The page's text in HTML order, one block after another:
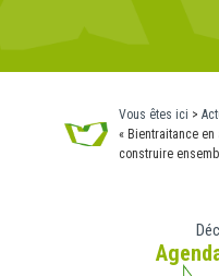
Vous êtes ici >
« Bientraitance en
construire